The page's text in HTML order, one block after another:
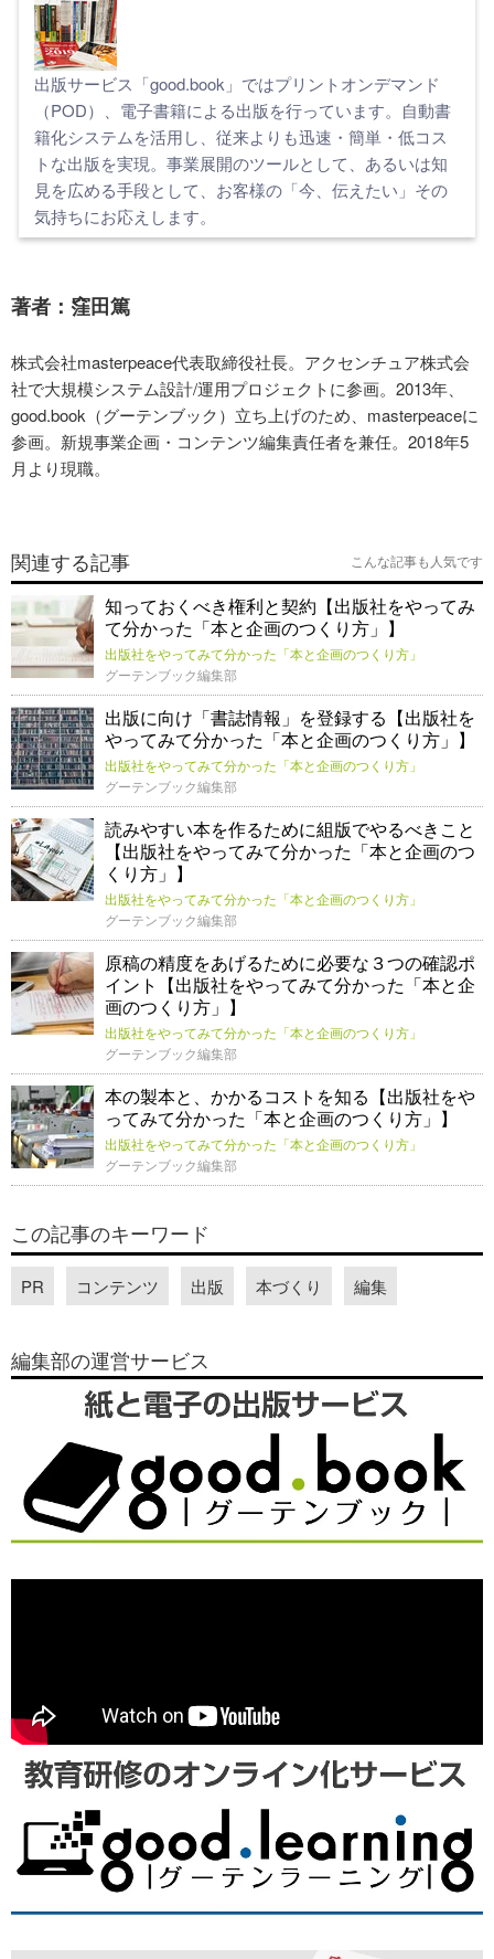
出版サービス「good.book」ではプリントオンデマンド
（POD）、電子書籍による出版を行っています。自動書
籍化システムを活用し、従来よりも迅速・簡単・低コス
トな出版を実現。事業展開のツールとして、あるいは知
見を広める手段として、お客様の「今、伝えたい」その
気持ちにお応えします。
著者：窪田篤
株式会社masterpeace代表取締役社長。アクセンチュア株式会
社で大規模システム設計/運用プロジェクトに参画。2013年、
good.book（グーテンブック）立ち上げのため、masterpeaceに
参画。新規事業企画・コンテンツ編集責任者を兼任。2018年5
月より現職。
関連する記事 こんな記事も人気です
知っておくべき権利と契約【出版社をやってみ
て分かった「本と企画のつくり方」】
出版社をやってみて分かった「本と企画のつくり方」
グーテンブック編集部
出版に向け「書誌情報」を登録する【出版社を
やってみて分かった「本と企画のつくり方」】
出版社をやってみて分かった「本と企画のつくり方」
グーテンブック編集部
読みやすい本を作るために組版でやるべきこと
【出版社をやってみて分かった「本と企画のつ
くり方」】
出版社をやってみて分かった「本と企画のつくり方」
グーテンブック編集部
原稿の精度をあげるために必要な３つの確認ポ
イント【出版社をやってみて分かった「本と企
画のつくり方」】
出版社をやってみて分かった「本と企画のつくり方」
グーテンブック編集部
本の製本と、かかるコストを知る【出版社をや
ってみて分かった「本と企画のつくり方」】
出版社をやってみて分かった「本と企画のつくり方」
グーテンブック編集部
この記事のキーワード
PR コンテンツ 出版 本づくり 編集
編集部の運営サービス